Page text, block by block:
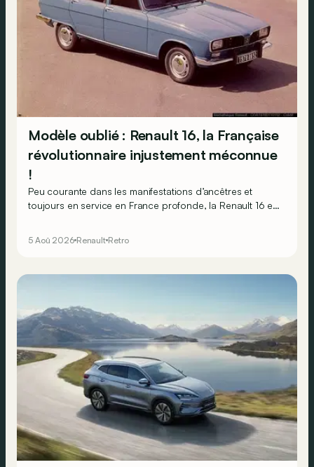
Modèle oublié : Renault 16, la Française
révolutionnaire injustement méconnue
!
Peu courante dans les manifestations d’ancêtres et
toujours en service en France profonde, la Renault 16 est
5 Aoû 2026 Renault Retro